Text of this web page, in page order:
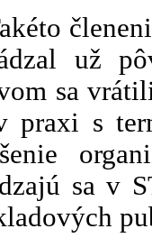
už
sa
praxi s
sa v